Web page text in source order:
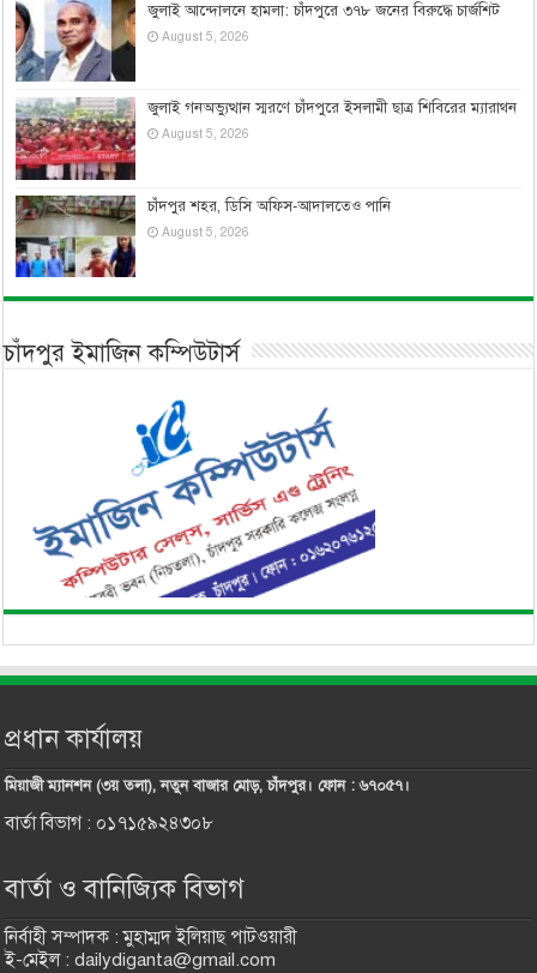
জুলাই আন্দোলনে হামলা: চাঁদপুরে ৩৭৮ জনের বিরুদ্ধে চার্জশিট
August 5, 2026
জুলাই গনঅভ্যুত্থান স্মরণে চাঁদপুরে ইসলামী ছাত্র শিবিরের ম্যারাথন
August 5, 2026
চাঁদপুর শহর, ডিসি অফিস-আদালতেও পানি
August 5, 2026
চাঁদপুর ইমাজিন কম্পিউটার্স
প্রধান কার্যালয়
মিয়াজী ম্যানশন (৩য় তলা), নতুন বাজার মোড়, চাঁদপুর। ফোন : ৬৭০৫৭।
বার্তা বিভাগ : ০১৭১৫৯২৪৩০৮
বার্তা ও বানিজ্যিক বিভাগ
নির্বাহী সম্পাদক : মুহাম্মদ ইলিয়াছ পাটওয়ারী
ই-মেইল : dailydiganta@gmail.com